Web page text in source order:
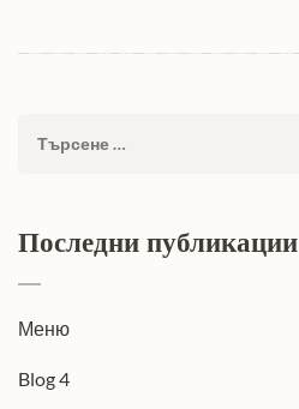
Търсене
Последни публикации
Меню
Blog 4